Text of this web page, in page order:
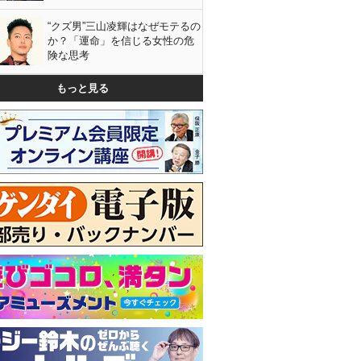
“クズ男”三山凌輝はなぜモテるの
か？「運命」を信じる女性の危
険な思考
もっと見る